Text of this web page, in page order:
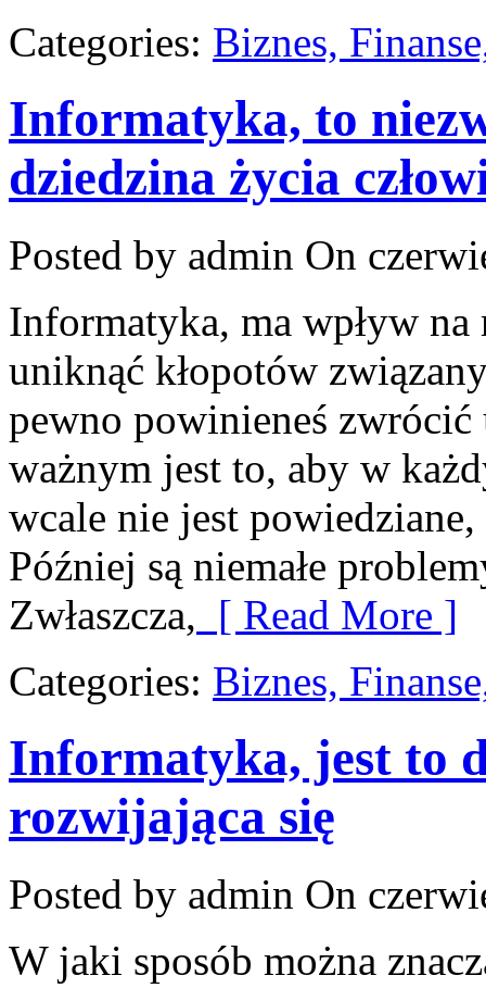
Categories: Biznes,
Informatyka, to
dziedzina życia
Posted by admin On
Informatyka, ma wpływ
uniknąć kłopotów
pewno powinieneś zwrócić
ważnym jest to, aby w
wcale nie jest
Później są niemałe
Zwłaszcza, [ Read More ]
Categories: Biznes,
Informatyka, jest to
rozwijająca się
Posted by admin On
W jaki sposób można